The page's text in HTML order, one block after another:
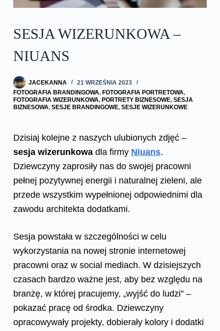
SESJA WIZERUNKOWA –
NIUANS
JACEKANNA
21 WRZEŚNIA 2023
FOTOGRAFIA BRANDINGOWA, FOTOGRAFIA PORTRETOWA,
FOTOGRAFIA WIZERUNKOWA, PORTRETY BIZNESOWE, SESJA
BIZNESOWA, SESJE BRANDINGOWE, SESJE WIZERUNKOWE
Dzisiaj kolejne z naszych ulubionych zdjęć –
sesja wizerunkowa dla firmy Niuans.
Dziewczyny zaprosiły nas do swojej pracowni
pełnej pozytywnej energii i naturalnej zieleni, ale
przede wszystkim wypełnionej odpowiednimi dla
zawodu architekta dodatkami.
Sesja powstała w szczególności w celu
wykorzystania na nowej stronie internetowej
pracowni oraz w social mediach. W dzisiejszych
czasach bardzo ważne jest, aby bez względu na
branżę, w której pracujemy, „wyjść do ludzi” –
pokazać pracę od środka. Dziewczyny
opracowywały projekty, dobierały kolory i dodatki